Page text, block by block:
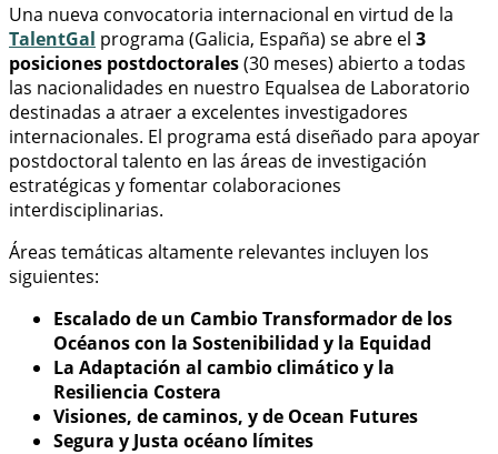
Una nueva convocatoria internacional en virtud de la
TalentGal programa (Galicia, España) se abre el 3
posiciones postdoctorales(30 meses) abierto a todas
las nacionalidades en nuestro Equalsea de Laboratorio
destinadas a atraer a excelentes investigadores
internacionales. El programa está diseñado para apoyar
postdoctoral talento en las áreas de investigación
estratégicas y fomentar colaboraciones
interdisciplinarias.
Áreas temáticas altamente relevantes incluyen los
siguientes:
Escalado de un Cambio Transformador de los
Océanos con la Sostenibilidad y la Equidad
La Adaptación al cambio climático y la
Resiliencia Costera
Visiones, de caminos, y de Ocean Futures
Segura y Justa océano límites